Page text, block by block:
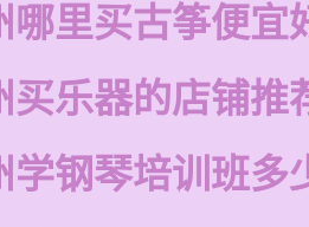
哪里买古筝便宜
买乐器的店铺推
学钢琴培训班多